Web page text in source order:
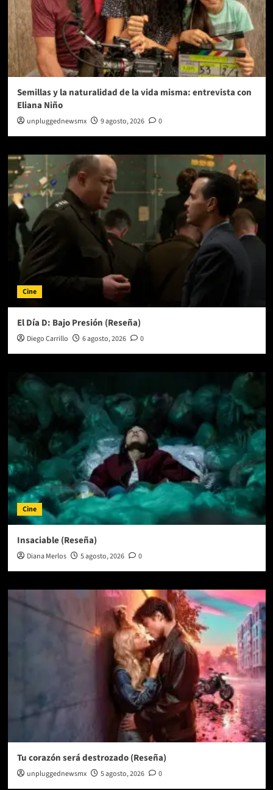
Semillas y la naturalidad de la vida misma: entrevista con
Eliana Niño
unpluggednewsmx 9 agosto, 2026 0
Cine
El Día D: Bajo Presión (Reseña)
Diego Carrillo 6 agosto, 2026 0
Cine
Insaciable (Reseña)
Diana Merlos 5 agosto, 2026 0
Tu corazón será destrozado (Reseña)
unpluggednewsmx 5 agosto, 2026 0